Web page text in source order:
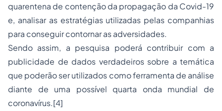
quarentena de contenção da propagação da Covid-19
e, analisar as estratégias utilizadas pelas companhias
para conseguir contornar as adversidades.
Sendo assim, a pesquisa poderá contribuir com a
publicidade de dados verdadeiros sobre a temática
que poderão ser utilizados como ferramenta de análise
diante de uma possível quarta onda mundial de
coronavírus.[4]